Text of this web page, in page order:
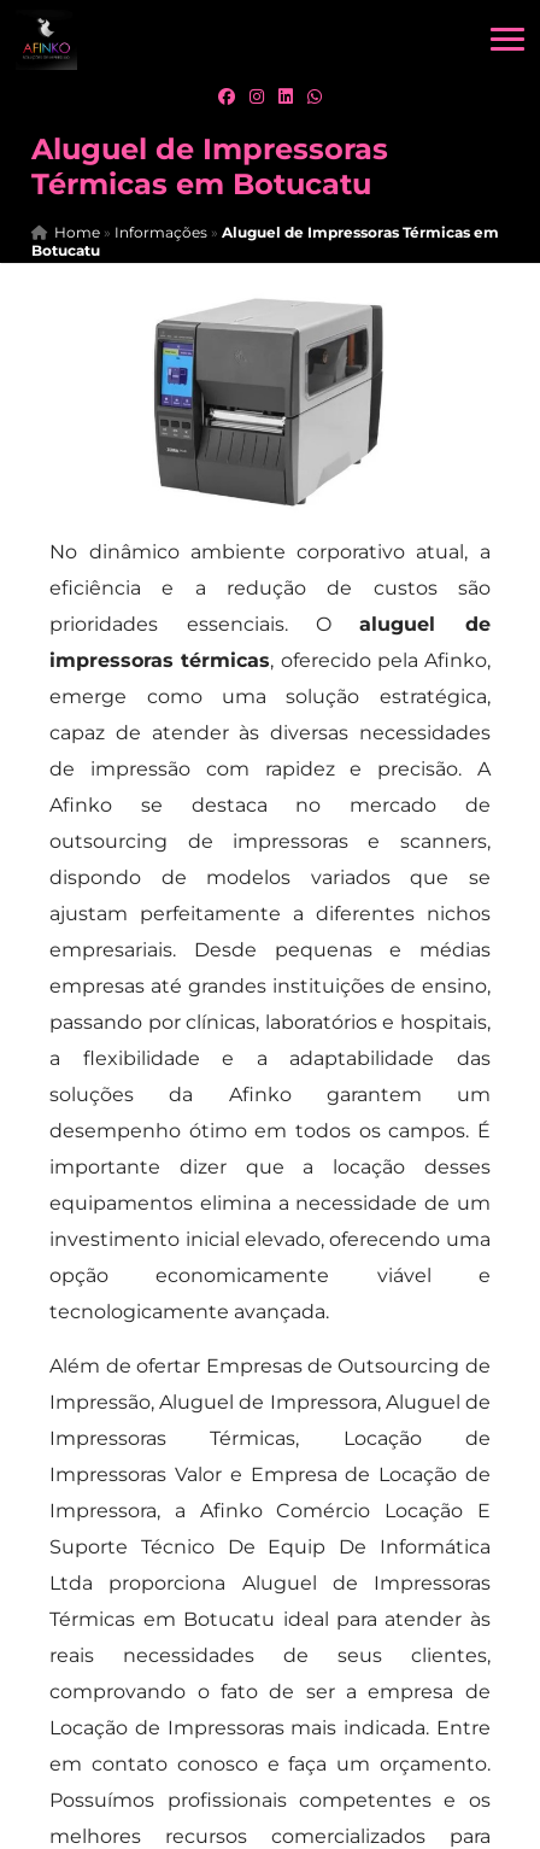
Aluguel de Impressoras
Térmicas em Botucatu
Home » Informações »Aluguel de Impressoras Térmicas em
Botucatu
No dinâmico ambiente corporativo atual, a
eficiência e a redução de custos são
prioridades essenciais. Oaluguel de
impressoras térmicas, oferecido pela Afinko,
emerge como uma solução estratégica,
capaz de atender às diversas necessidades
de impressão com rapidez e precisão. A
Afinko se destaca no mercado de
outsourcing de impressoras e scanners,
dispondo de modelos variados que se
ajustam perfeitamente a diferentes nichos
empresariais. Desde pequenas e médias
empresas até grandes instituições de ensino,
passando por clínicas, laboratórios e hospitais,
a flexibilidade e a adaptabilidade das
soluções da Afinko garantem um
desempenho ótimo em todos os campos. É
importante dizer que a locação desses
equipamentos elimina a necessidade de um
investimento inicial elevado, oferecendo uma
opção economicamente viável e
tecnologicamente avançada.
Além de ofertar Empresas de Outsourcing de
Impressão, Aluguel de Impressora, Aluguel de
Impressoras Térmicas, Locação de
Impressoras Valor e Empresa de Locação de
Impressora, a Afinko Comércio Locação E
Suporte Técnico De Equip De Informática
Ltda proporciona Aluguel de Impressoras
Térmicas em Botucatu ideal para atender às
reais necessidades de seus clientes,
comprovando o fato de ser a empresa de
Locação de Impressoras mais indicada. Entre
em contato conosco e faça um orçamento.
Possuímos profissionais competentes e os
melhores recursos comercializados para